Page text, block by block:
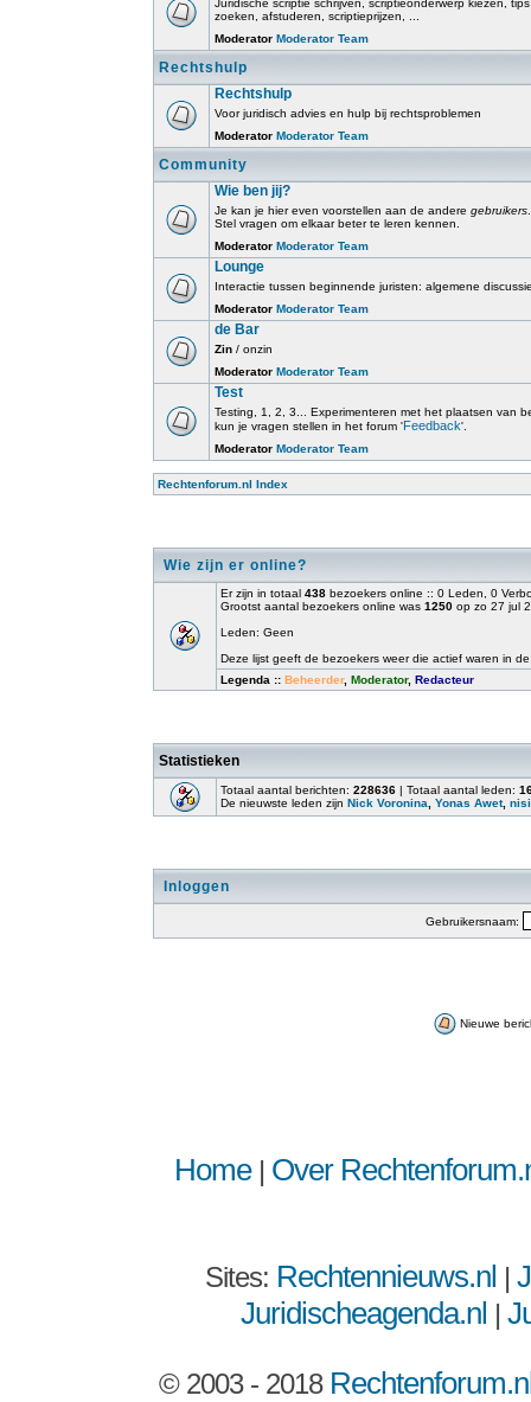
Juridische scriptie schrijven, scriptieonderwerp kiezen,
zoeken, afstuderen, scriptieprijzen, ...
Moderator Moderator Team
Rechtshulp
Rechtshulp
Voor juridisch advies en hulp bij rechtsproblemen
Moderator Moderator Team
Community
Wie ben jij?
Je kan je hier even voorstellen aan de andere gebruikers
Stel vragen om elkaar beter te leren kennen.
Moderator Moderator Team
Lounge
Interactie tussen beginnende juristen: algemene
Moderator Moderator Team
de Bar
Zin / onzin
Moderator Moderator Team
Test
Testing, 1, 2, 3... Experimenteren met het plaatsen van
kun je vragen stellen in het forum 'Feedback'.
Moderator Moderator Team
Rechtenforum.nl Index
Wie zijn er online?
Er zijn in totaal 438 bezoekers online :: 0 Leden, 0
Grootst aantal bezoekers online was 1250 op zo 27 jul
Leden: Geen
Deze lijst geeft de bezoekers weer die actief waren in
Legenda :: Beheerder, Moderator, Redacteur
Statistieken
Totaal aantal berichten: 228636 | Totaal aantal leden:
De nieuwste leden zijn Nick Voronina Yonas Awet,
Inloggen
Gebruikersnaam:
Nieuwe
Home| Over
Sites: Rechtennieuws.nl |
Juridischeagenda.nl |
© 2003 - 2018